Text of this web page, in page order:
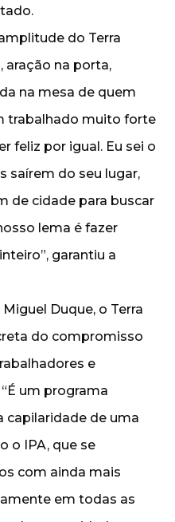
do Terra
aração na porta,
na mesa de quem
trabalhado muito forte
feliz por igual. Eu sei o
saírem do seu lugar,
de cidade para buscar
lema é fazer
garantiu a
Duque, o Terra
do compromisso
e
um programa
capilaridade de uma
o IPA, que se
com ainda mais
em todas as